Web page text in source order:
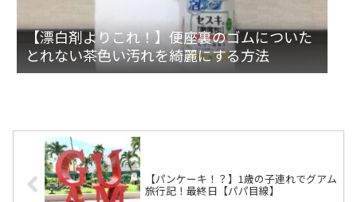
【漂白剤よりこれ！】便座裏のゴムについた
とれない茶色い汚れを綺麗にする方法
【パンケーキ！？】1歳の子連れでグアム
旅行記！最終日【パパ目線】